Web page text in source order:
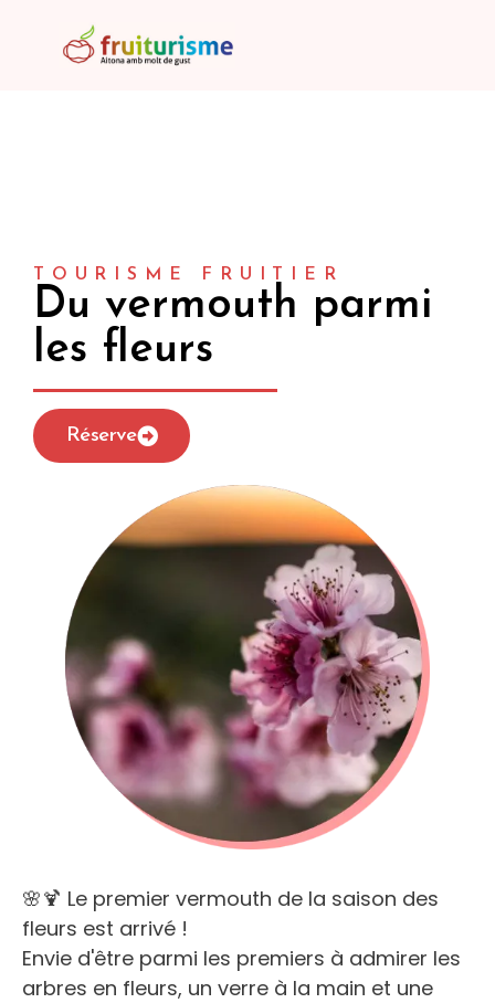
TOURISME FRUITIER
Du vermouth parmi
les fleurs
Réserve
🌸🍹 Le premier vermouth de la saison des
fleurs est arrivé !
Envie d'être parmi les premiers à admirer les
arbres en fleurs, un verre à la main et une